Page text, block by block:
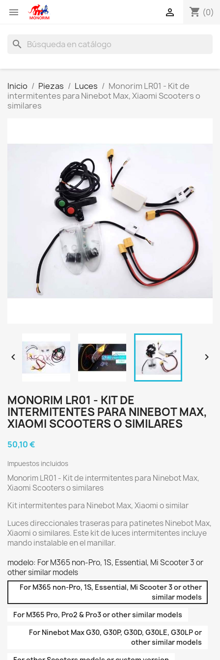
 shopping_cart (0)

search
Inicio Piezas Luces
Monorim LR01 - Kit de
intermitentes para Ninebot Max, Xiaomi Scooters o
similares
 
MONORIM LR01 - KIT DE
INTERMITENTES PARA NINEBOT MAX,
XIAOMI SCOOTERS O SIMILARES
50,10 €
Impuestos incluidos
Monorim LR01 - Kit de intermitentes para Ninebot Max,
Xiaomi Scooters o similares
Kit intermitentes para Ninebot Max, Xiaomi o similar
Luces direccionales traseras para patinetes Ninebot Max,
Xiaomi o similares. Este kit de luces intermitentes incluye
mando instalable en el manillar.
modelo: For M365 non-Pro, 1S, Essential, Mi Scooter 3 or
other similar models
For M365 non-Pro, 1S, Essential, Mi Scooter 3 or other
similar models
For M365 Pro, Pro2 & Pro3 or other similar models
For Ninebot Max G30, G30P, G30D, G30LE, G30LP or
other similar models